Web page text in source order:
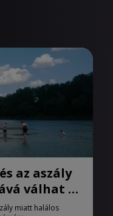
az aszály
válhat a
miatt halálos